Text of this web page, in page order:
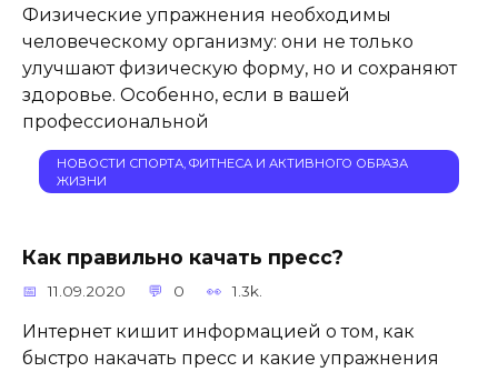
Физические упражнения необходимы
человеческому организму: они не только
улучшают физическую форму, но и сохраняют
здоровье. Особенно, если в вашей
профессиональной
НОВОСТИ СПОРТА, ФИТНЕСА И АКТИВНОГО ОБРАЗА
ЖИЗНИ
Как правильно качать пресс?
11.09.2020 0 1.3k.
Интернет кишит информацией о том, как
быстро накачать пресс и какие упражнения